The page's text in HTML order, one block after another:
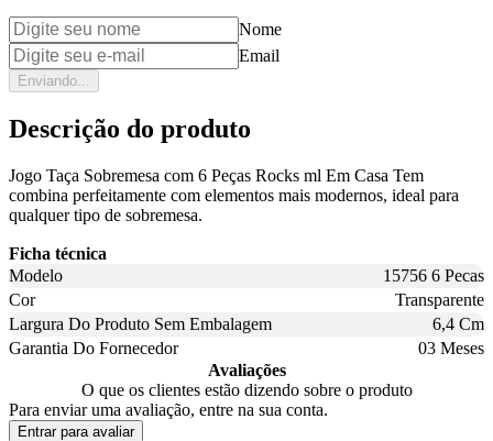
Nome
Email
Enviando...
Descrição do produto
Jogo Taça Sobremesa com 6 Peças Rocks ml Em Casa Tem
combina perfeitamente com elementos mais modernos, ideal para
qualquer tipo de sobremesa.
Ficha técnica
Modelo
15756 6 Pecas
Cor
Transparente
Largura Do Produto Sem Embalagem
6,4 Cm
Garantia Do Fornecedor
03 Meses
Avaliações
O que os clientes estão dizendo sobre o produto
Para enviar uma avaliação, entre na sua conta.
Entrar para avaliar